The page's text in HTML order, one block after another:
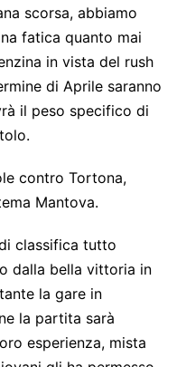
scorsa, abbiamo
fatica quanto mai
in vista del rush
di Aprile saranno
il peso specifico di
contro Tortona,
Mantova.
classifica tutto
dalla bella vittoria in
la gare in
la partita sarà
esperienza, mista